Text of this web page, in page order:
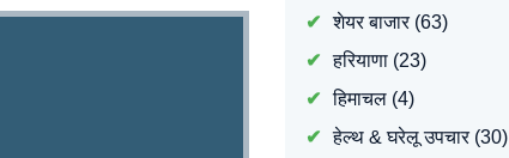
शेयर बाजार(63)
हरियाणा(23)
हिमाचल(4)
हेल्थ & घरेलू उपचार(30)